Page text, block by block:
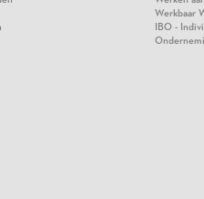
Werkbaar
IBO -